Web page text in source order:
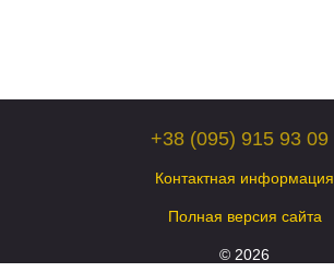
+38 (095) 915 93 09
Контактная информация
Полная версия сайта
© 2026